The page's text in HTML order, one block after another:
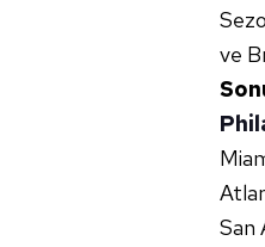
ve
San